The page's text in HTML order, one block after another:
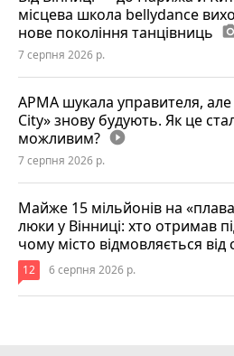
місцева школа bellydance
нове покоління танцівниць
7 серпня 2026 р.
АРМА шукала управителя,
City» знову будують. Як це
можливим? play_circle_filled
7 серпня 2026 р.
Майже 15 мільйонів на
люки у Вінниці: хто отримав
чому місто відмовляється від
12 6 серпня 2026 р.